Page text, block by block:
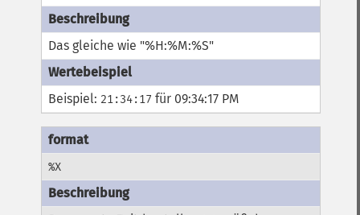
Das gleiche wie "%H:%M:%S"
Beispiel: 21:34:17 für 09:34:17 PM
%X